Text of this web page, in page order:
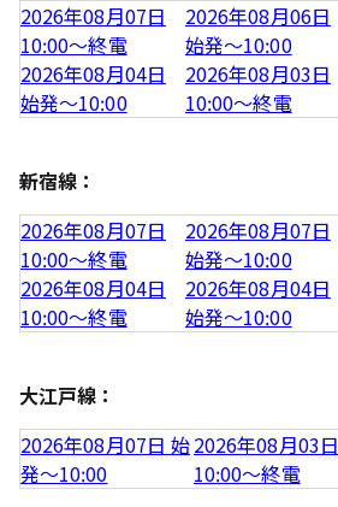
2026年08月07日
10:00～終電
2026年08月06日
始発～10:00
2026年08月04日
始発～10:00
2026年08月03日
10:00～終電
新宿線：
2026年08月07日
10:00～終電
2026年08月07日
始発～10:00
2026年08月04日
10:00～終電
2026年08月04日
始発～10:00
大江戸線：
2026年08月07日 始
発～10:00
2026年08月03日
10:00～終電